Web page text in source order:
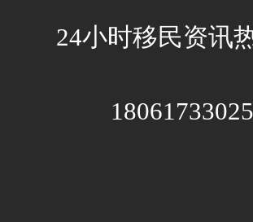
约
24小时移民资讯
18061733025